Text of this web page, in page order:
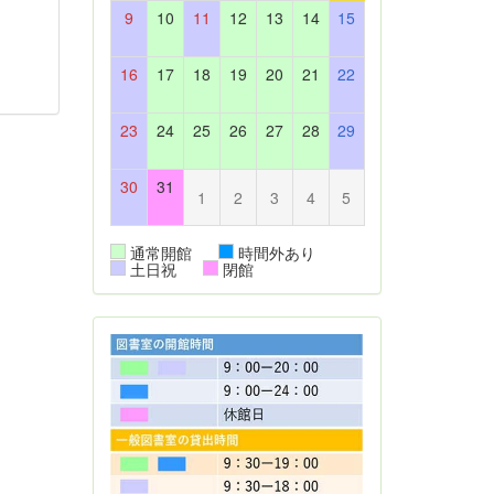
9 10 11 12 13 14 15
16 17 18 19 20 21 22
23 24 25 26 27 28 29
30 31 1 2 3 4 5
通常開館 時間外あり
土日祝 閉館